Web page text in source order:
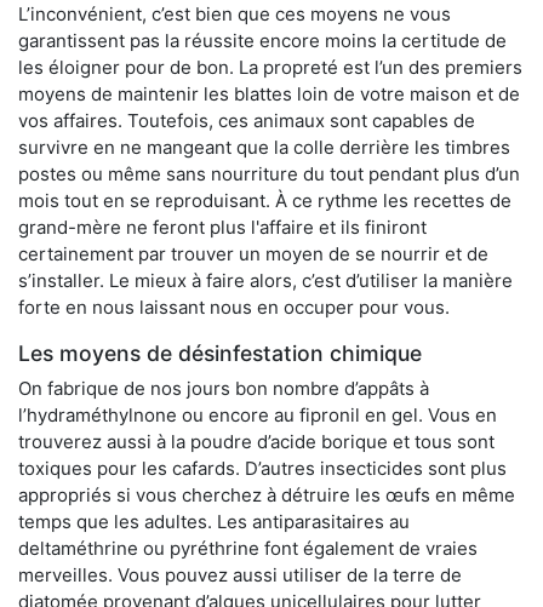
L’inconvénient, c’est bien que ces moyens ne vous
garantissent pas la réussite encore moins la certitude de
les éloigner pour de bon. La propreté est l’un des premiers
moyens de maintenir les blattes loin de votre maison et de
vos affaires. Toutefois, ces animaux sont capables de
survivre en ne mangeant que la colle derrière les timbres
postes ou même sans nourriture du tout pendant plus d’un
mois tout en se reproduisant. À ce rythme les recettes de
grand-mère ne feront plus l'affaire et ils finiront
certainement par trouver un moyen de se nourrir et de
s’installer. Le mieux à faire alors, c’est d’utiliser la manière
forte en nous laissant nous en occuper pour vous.
Les moyens de désinfestation chimique
On fabrique de nos jours bon nombre d’appâts à
l’hydraméthylnone ou encore au fipronil en gel. Vous en
trouverez aussi à la poudre d’acide borique et tous sont
toxiques pour les cafards. D’autres insecticides sont plus
appropriés si vous cherchez à détruire les œufs en même
temps que les adultes. Les antiparasitaires au
deltaméthrine ou pyréthrine font également de vraies
merveilles. Vous pouvez aussi utiliser de la terre de
diatomée provenant d’algues unicellulaires pour lutter